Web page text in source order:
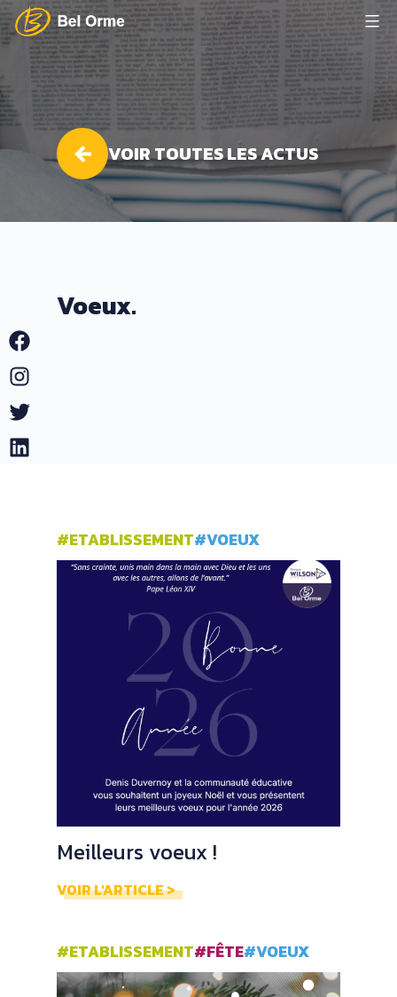
Aller
au
contenu
Lycée
Bel
Orme
VOIR TOUTES LES ACTUS
Voeux.
#ETABLISSEMENT#VOEUX
Meilleurs voeux !
VOIR L'ARTICLE >
#ETABLISSEMENT#FÊTE#VOEUX